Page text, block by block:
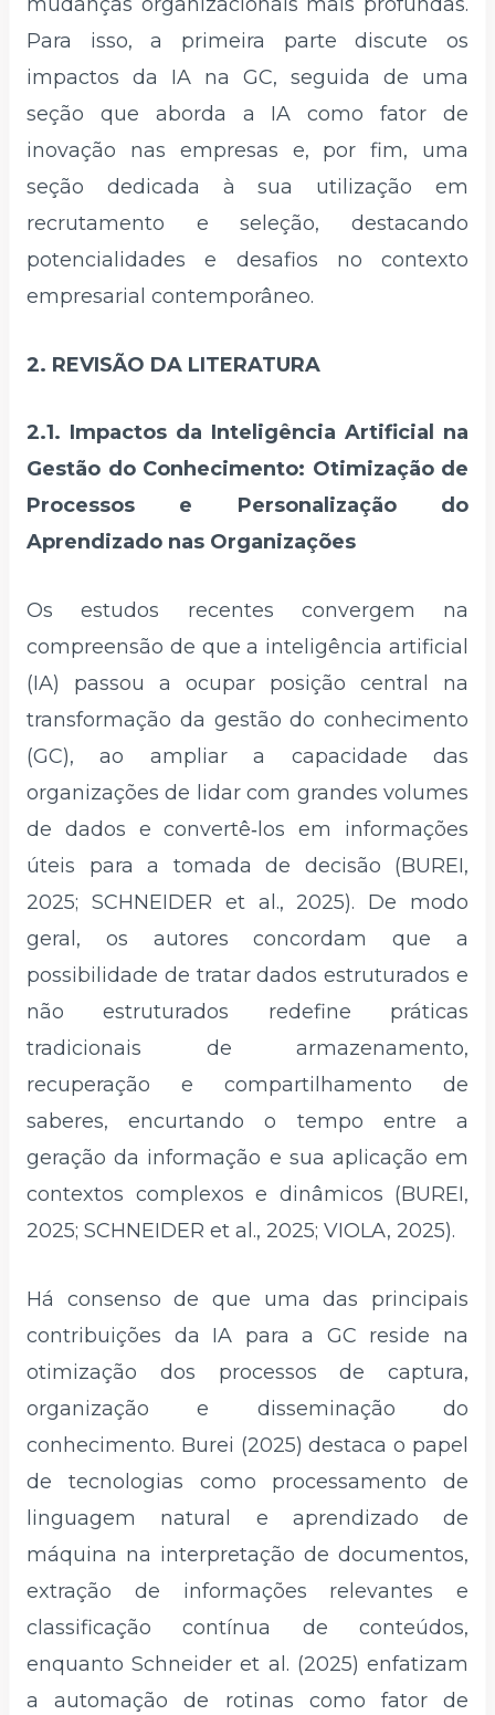
Para isso, a primeira parte discute os
impactos da IA na GC, seguida de uma
seção que aborda a IA como fator de
inovação nas empresas e, por fim, uma
seção dedicada à sua utilização em
recrutamento e seleção, destacando
potencialidades e desafios no contexto
empresarial contemporâneo.
2. REVISÃO DA LITERATURA
2.1. Impactos da Inteligência Artificial na
Gestão do Conhecimento: Otimização de
Processos e Personalização do
Aprendizado nas Organizações
Os estudos recentes convergem na
compreensão de que a inteligência artificial
(IA) passou a ocupar posição central na
transformação da gestão do conhecimento
(GC), ao ampliar a capacidade das
organizações de lidar com grandes volumes
de dados e convertê‑los em informações
úteis para a tomada de decisão (BUREI,
2025; SCHNEIDER et al., 2025). De modo
geral, os autores concordam que a
possibilidade de tratar dados estruturados e
não estruturados redefine práticas
tradicionais de armazenamento,
recuperação e compartilhamento de
saberes, encurtando o tempo entre a
geração da informação e sua aplicação em
contextos complexos e dinâmicos (BUREI,
2025; SCHNEIDER et al., 2025; VIOLA, 2025).
Há consenso de que uma das principais
contribuições da IA para a GC reside na
otimização dos processos de captura,
organização e disseminação do
conhecimento. Burei (2025) destaca o papel
de tecnologias como processamento de
linguagem natural e aprendizado de
máquina na interpretação de documentos,
extração de informações relevantes e
classificação contínua de conteúdos,
enquanto Schneider et al. (2025) enfatizam
a automação de rotinas como fator de